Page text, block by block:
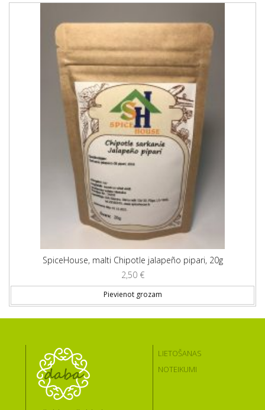
SpiceHouse, malti Chipotle jalapeño pipari, 20g
2,50 €
Pievienot grozam
LIETOŠANAS
NOTEIKUMI